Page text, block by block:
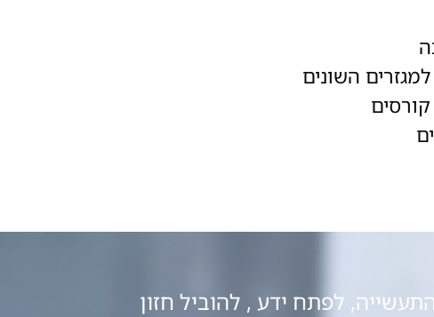
השונים
קורסים
לפתח ידע , להוביל חזון